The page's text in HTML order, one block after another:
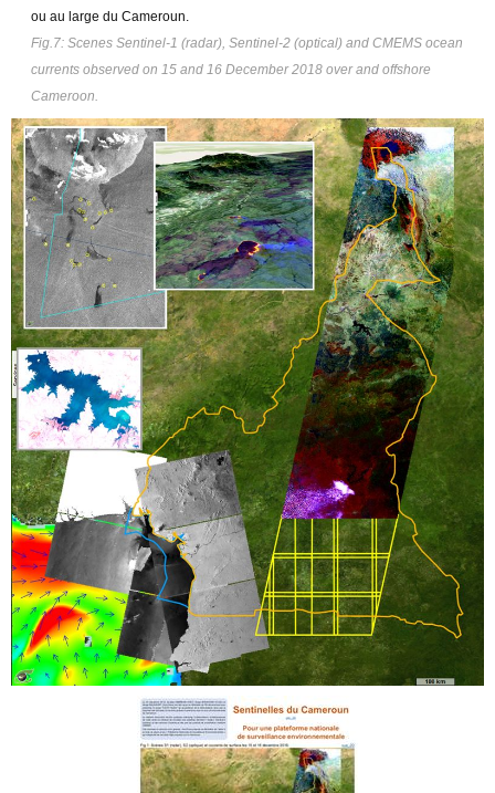
ou au large du Cameroun.
Fig.7: Scenes Sentinel-1 (radar), Sentinel-2 (optical) and CMEMS ocean
currents observed on 15 and 16 December 2018 over and offshore
Cameroon.